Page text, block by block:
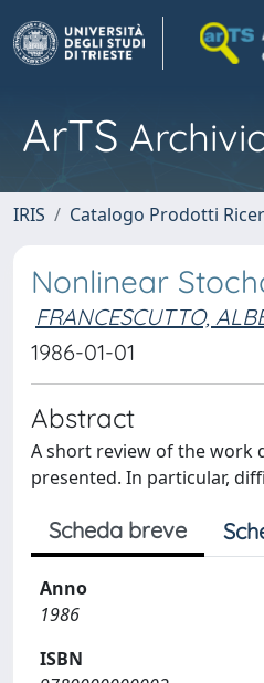
ArTS
IRIS Catalogo Prodotti
Nonlinear
FRANCESCUTTO,
1986-01-01
Abstract
A short review of the work
presented. In particular,
Scheda breve
Anno
1986
ISBN